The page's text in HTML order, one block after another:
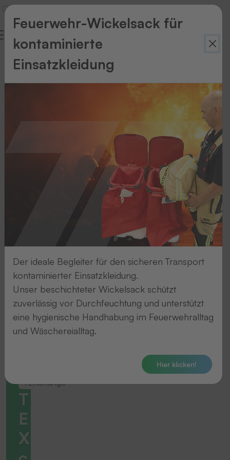
Zurück
TEXchange
T
E
X
Feuerwehr-Wickelsack für
kontaminierte
Einsatzkleidung
Der ideale Begleiter für den sicheren Transport
kontaminierter Einsatzkleidung.
Unser beschichteter Wickelsack schützt
zuverlässig vor Durchfeuchtung und unterstützt
eine hygienische Handhabung im Feuerwehralltag
und Wäschereialltag.
Hier klicken!